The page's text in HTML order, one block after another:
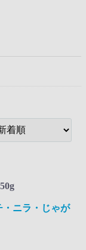
・ニラ・じゃが